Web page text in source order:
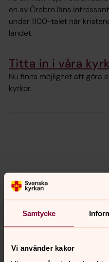
Samtycke
Vi använder kakor
en av Örebro läns
under 1100-talet när
landet.
Titta in i våra
Nu finns möjlighet att göra
kyrkor.